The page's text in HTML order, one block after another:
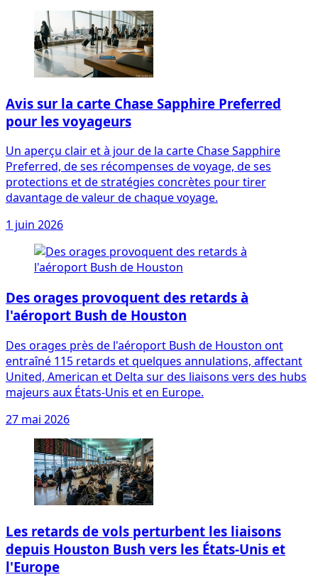
Avis sur la carte Chase Sapphire Preferred
pour les voyageurs
Un aperçu clair et à jour de la carte Chase Sapphire
Preferred, de ses récompenses de voyage, de ses
protections et de stratégies concrètes pour tirer
davantage de valeur de chaque voyage.
1 juin 2026
Des orages provoquent des retards à
l'aéroport Bush de Houston
Des orages près de l'aéroport Bush de Houston ont
entraîné 115 retards et quelques annulations, affectant
United, American et Delta sur des liaisons vers des hubs
majeurs aux États-Unis et en Europe.
27 mai 2026
Les retards de vols perturbent les liaisons
depuis Houston Bush vers les États-Unis et
l'Europe